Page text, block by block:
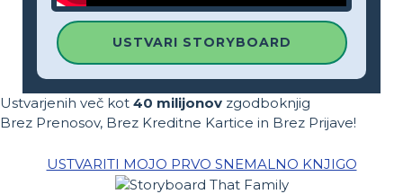
USTVARI STORYBOARD
Ustvarjenih več kot 40 milijonov zgodboknjig
Brez Prenosov, Brez Kreditne Kartice in Brez Prijave!
USTVARITI MOJO PRVO SNEMALNO KNJIGO